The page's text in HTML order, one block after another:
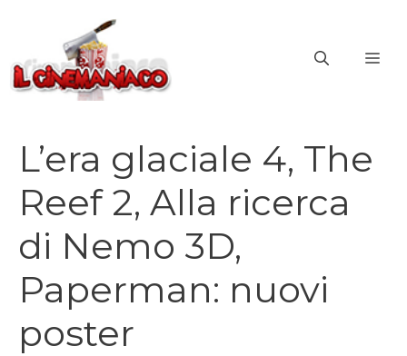
contenuto
L’era glaciale 4, The
Reef 2, Alla ricerca
di Nemo 3D,
Paperman: nuovi
poster